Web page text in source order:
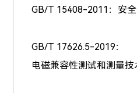
GB/T 15408-2011：安
GB/T 17626.5-2019：
电磁兼容性测试和测量